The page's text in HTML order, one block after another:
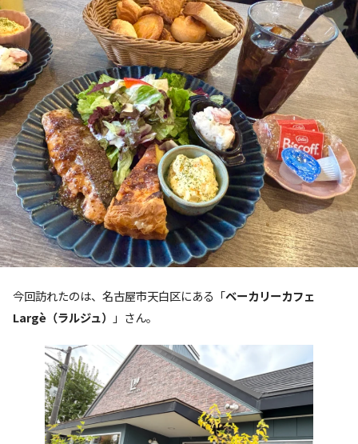
今回訪れたのは、名古屋市天白区にある「ベーカリーカフェ
Largè（ラルジュ）
」さん。